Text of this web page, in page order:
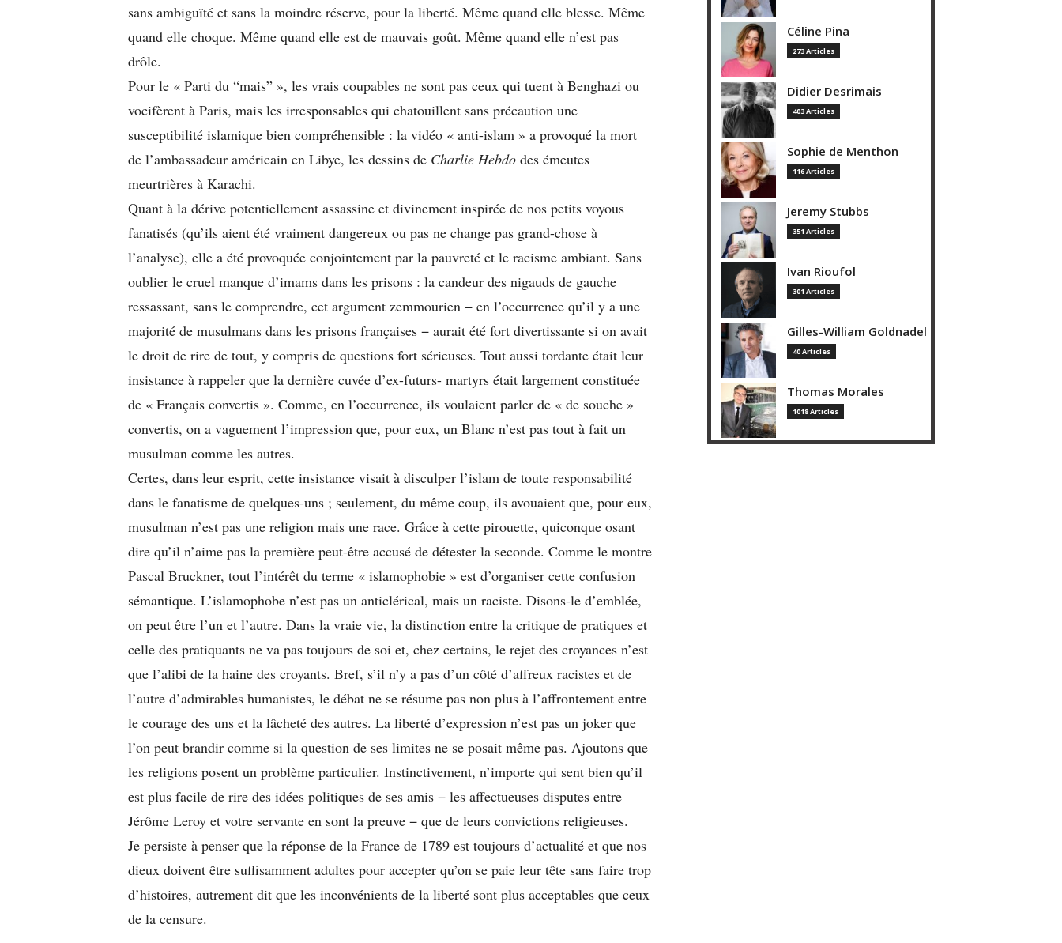
sans ambiguïté et sans la moindre réserve, pour la liberté. Même quand elle blesse. Même
quand elle choque. Même quand elle est de mauvais goût. Même quand elle n’est pas
drôle.
Pour le « Parti du “mais” », les vrais coupables ne sont pas ceux qui tuent à Benghazi ou
vocifèrent à Paris, mais les irresponsables qui chatouillent sans précaution une
susceptibilité islamique bien compréhensible : la vidéo « anti-islam » a provoqué la mort
de l’ambassadeur américain en Libye, les dessins de Charlie Hebdo des émeutes
meurtrières à Karachi.
Quant à la dérive potentiellement assassine et divinement inspirée de nos petits voyous
fanatisés (qu’ils aient été vraiment dangereux ou pas ne change pas grand-chose à
l’analyse), elle a été provoquée conjointement par la pauvreté et le racisme ambiant. Sans
oublier le cruel manque d’imams dans les prisons : la candeur des nigauds de gauche
ressassant, sans le comprendre, cet argument zemmourien − en l’occurrence qu’il y a une
majorité de musulmans dans les prisons françaises − aurait été fort divertissante si on avait
le droit de rire de tout, y compris de questions fort sérieuses. Tout aussi tordante était leur
insistance à rappeler que la dernière cuvée d’ex-futurs- martyrs était largement constituée
de « Français convertis ». Comme, en l’occurrence, ils voulaient parler de « de souche »
convertis, on a vaguement l’impression que, pour eux, un Blanc n’est pas tout à fait un
musulman comme les autres.
Certes, dans leur esprit, cette insistance visait à disculper l’islam de toute responsabilité
dans le fanatisme de quelques-uns ; seulement, du même coup, ils avouaient que, pour eux,
musulman n’est pas une religion mais une race. Grâce à cette pirouette, quiconque osant
dire qu’il n’aime pas la première peut-être accusé de détester la seconde. Comme le montre
Pascal Bruckner, tout l’intérêt du terme « islamophobie » est d’organiser cette confusion
sémantique. L’islamophobe n’est pas un anticlérical, mais un raciste. Disons-le d’emblée,
on peut être l’un et l’autre. Dans la vraie vie, la distinction entre la critique de pratiques et
celle des pratiquants ne va pas toujours de soi et, chez certains, le rejet des croyances n’est
que l’alibi de la haine des croyants. Bref, s’il n’y a pas d’un côté d’affreux racistes et de
l’autre d’admirables humanistes, le débat ne se résume pas non plus à l’affrontement entre
le courage des uns et la lâcheté des autres. La liberté d’expression n’est pas un joker que
l’on peut brandir comme si la question de ses limites ne se posait même pas. Ajoutons que
les religions posent un problème particulier. Instinctivement, n’importe qui sent bien qu’il
est plus facile de rire des idées politiques de ses amis − les affectueuses disputes entre
Jérôme Leroy et votre servante en sont la preuve − que de leurs convictions religieuses.
Je persiste à penser que la réponse de la France de 1789 est toujours d’actualité et que nos
dieux doivent être suffisamment adultes pour accepter qu’on se paie leur tête sans faire trop
d’histoires, autrement dit que les inconvénients de la liberté sont plus acceptables que ceux
de la censure.
Céline Pina
273 Articles
Didier Desrimais
403 Articles
Sophie de Menthon
116 Articles
Jeremy Stubbs
351 Articles
Ivan Rioufol
301 Articles
Gilles-William Goldnadel
40 Articles
Thomas Morales
1018 Articles